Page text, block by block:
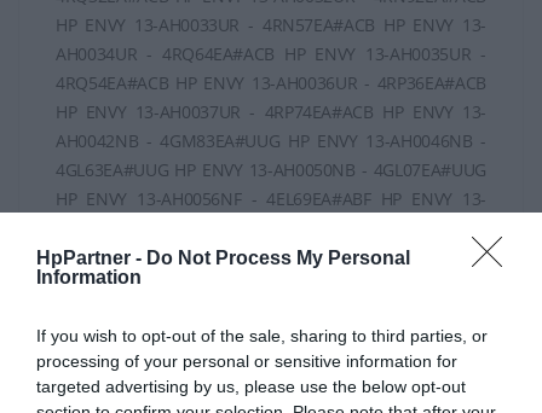
HpPartner - Do Not Process My Personal
Information
If you wish to opt-out of the sale, sharing to third parties, or
processing of your personal or sensitive information for
targeted advertising by us, please use the below opt-out